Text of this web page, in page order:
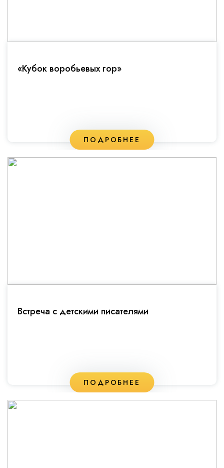
«Кубок воробьевых гор»
ПОДРОБНЕЕ
Встреча с детскими писателями
ПОДРОБНЕЕ